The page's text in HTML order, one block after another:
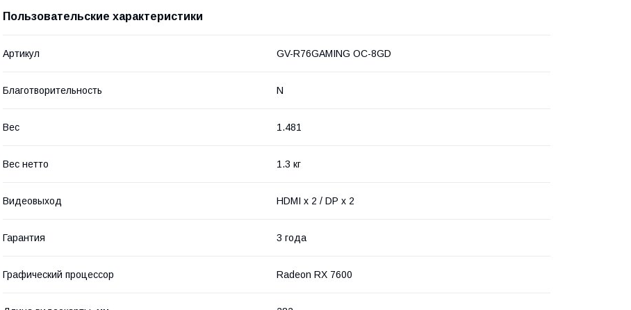
Пользовательские характеристики
Артикул GV-R76GAMING OC-8GD
Благотворительность N
Вес 1.481
Вес нетто 1.3 кг
Видеовыход HDMI x 2 / DP x 2
Гарантия 3 года
Графический процессор Radeon RX 7600